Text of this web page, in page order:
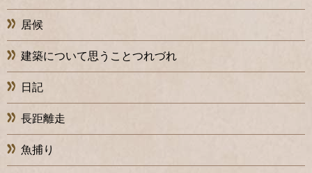
居候
建築について思うことつれづれ
日記
長距離走
魚捕り